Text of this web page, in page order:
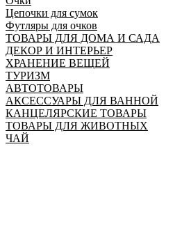
Цепочки для сумок
Футляры для очков
ТОВАРЫ ДЛЯ ДОМА И САДА
ДЕКОР И ИНТЕРЬЕР
ХРАНЕНИЕ ВЕЩЕЙ
ТУРИЗМ
АВТОТОВАРЫ
АКСЕССУАРЫ ДЛЯ ВАННОЙ
КАНЦЕЛЯРСКИЕ ТОВАРЫ
ТОВАРЫ ДЛЯ ЖИВОТНЫХ
ЧАЙ